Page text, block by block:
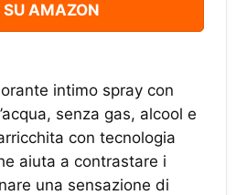
SU AMAZON
intimo spray con
senza gas, alcool e
con tecnologia
aiuta a contrastare i
una sensazione di